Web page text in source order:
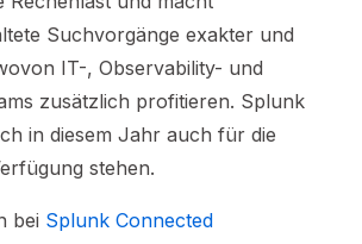
Suchvorgänge exakter und
IT-, Observability- und
zusätzlich profitieren. Splunk
in diesem Jahr auch für die
stehen.
bei Splunk Connected